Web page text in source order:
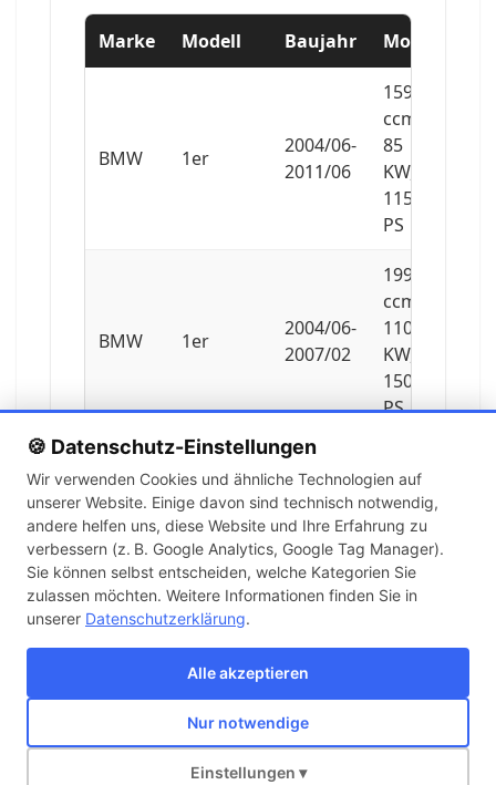
🍪 Datenschutz-Einstellungen
Wir verwenden Cookies und ähnliche Technologien auf
unserer Website. Einige davon sind technisch notwendig,
andere helfen uns, diese Website und Ihre Erfahrung zu
verbessern (z. B. Google Analytics, Google Tag Manager).
Sie können selbst entscheiden, welche Kategorien Sie
zulassen möchten. Weitere Informationen finden Sie in
unserer Datenschutzerklärung.
Alle akzeptieren
Nur notwendige
Einstellungen ▾
Marke Modell Baujahr Motor
BMW 1er
2004/06-
2011/06
1596
ccm,
85
KW,
115
PS
BMW 1er
2004/06-
2007/02
1995
ccm,
110
KW,
150
PS
BMW 1er
2004/06-
2007/02
ccm,
110
KW,
150
PS
BMW 1er
2011/06
163
Über unsKontaktVersandImpressumAGBWiderruf
Copyright © 2026 KFZ-STORE v2.0